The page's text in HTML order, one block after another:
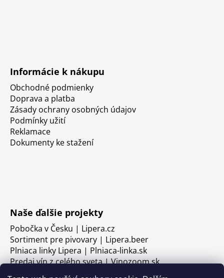
Informácie k nákupu
Obchodné podmienky
Doprava a platba
Zásady ochrany osobných údajov
Podmínky užití
Reklamace
Dokumenty ke stažení
Naše ďalšie projekty
Pobočka v Česku | Lipera.cz
Sortiment pre pivovary | Lipera.beer
Plniaca linky Lipera | Plniaca-linka.sk
Predaj vín z celého sveta | Vinozoom.sk